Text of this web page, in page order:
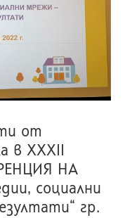
от
в ХХXII
НА
социални
гр.